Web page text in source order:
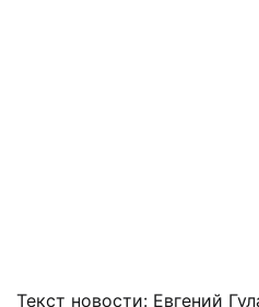
Текст новости: Евгений